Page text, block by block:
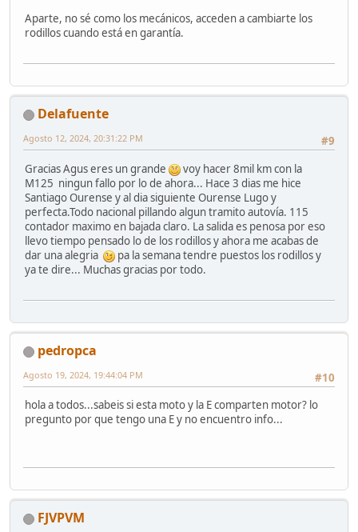
Aparte, no sé como los mecánicos, acceden a cambiarte los
rodillos cuando está en garantía.
Delafuente
#9
Agosto 12, 2024, 20:31:22 PM
Gracias Agus eres un grande
voy hacer 8mil km con la
M125 ningun fallo por lo de ahora... Hace 3 dias me hice
Santiago Ourense y al dia siguiente Ourense Lugo y
perfecta.Todo nacional pillando algun tramito autovía. 115
contador maximo en bajada claro. La salida es penosa por eso
llevo tiempo pensado lo de los rodillos y ahora me acabas de
dar una alegria
pa la semana tendre puestos los rodillos y
ya te dire... Muchas gracias por todo.
pedropca
#10
Agosto 19, 2024, 19:44:04 PM
hola a todos...sabeis si esta moto y la E comparten motor? lo
pregunto por que tengo una E y no encuentro info...
FJVPVM